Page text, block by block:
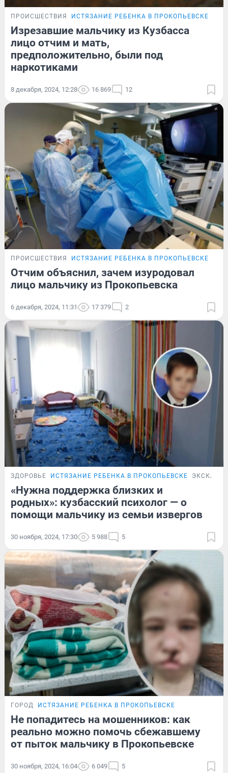
ПРОИСШЕСТВИЯ ИСТЯЗАНИЕ РЕБЕНКА В ПРОКОПЬЕВСКЕ
Изрезавшие мальчику из Кузбасса
лицо отчим и мать,
предположительно, были под
наркотиками
8 декабря, 2024, 12:28 16 869 12
ПРОИСШЕСТВИЯ ИСТЯЗАНИЕ РЕБЕНКА В ПРОКОПЬЕВСКЕ
Отчим объяснил, зачем изуродовал
лицо мальчику из Прокопьевска
6 декабря, 2024, 11:31 17 379 2
ЗДОРОВЬЕ ИСТЯЗАНИЕ РЕБЕНКА В ПРОКОПЬЕВСКЕ
«Нужна поддержка близких и
родных»: кузбасский психолог — о
помощи мальчику из семьи извергов
30 ноября, 2024, 17:30 5 988 5
ГОРОД ИСТЯЗАНИЕ РЕБЕНКА В ПРОКОПЬЕВСКЕ
Не попадитесь на мошенников: как
реально можно помочь сбежавшему
от пыток мальчику в Прокопьевске
30 ноября, 2024, 16:04 6 049 5